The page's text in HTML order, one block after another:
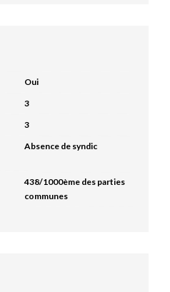
Oui
3
3
Absence de syndic
438/1000ème des parties
communes